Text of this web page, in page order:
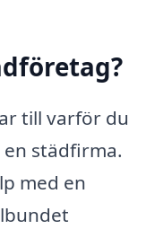
till varför du
städfirma.
med en